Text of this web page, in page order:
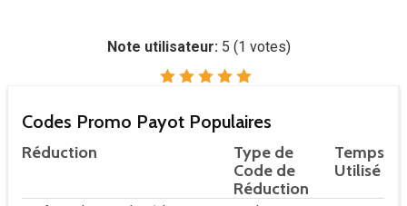
Note utilisateur: 5 (1 votes)
Codes Promo Payot Populaires
Réduction
Type de
Code de
Réduction
Temps
Utilisé